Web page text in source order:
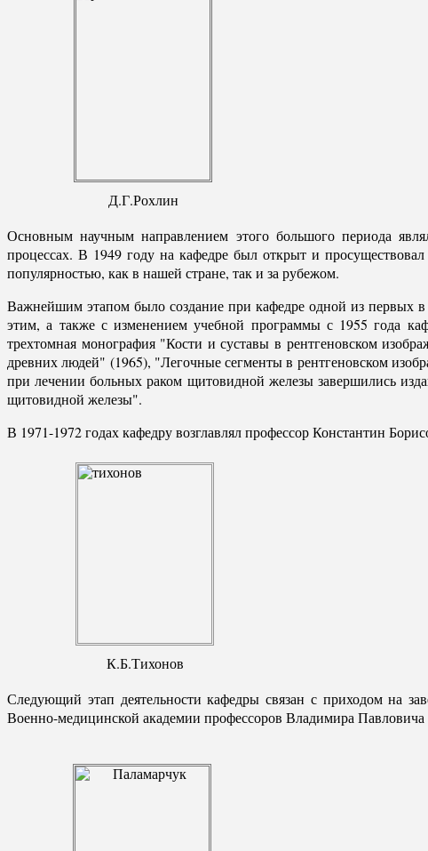
Д.Г.Рохлин
Основным научным направлением этого большого периода
процессах. В 1949 году на кафедре был открыт и
популярностью, как в нашей стране, так и за рубежом.
Важнейшим этапом было создание при кафедре одной из первых в
этим, а также с изменением учебной программы с 1955 года
трехтомная монография "Кости и суставы в рентгеновском
древних людей" (1965), "Легочные сегменты в рентгеновском
при лечении больных раком щитовидной железы завершились
щитовидной железы".
В 1971-1972 годах кафедру возглавлял профессор Константин
К.Б.Тихонов
Следующий этап деятельности кафедры связан с приходом на
Военно-медицинской академии профессоров Владимира